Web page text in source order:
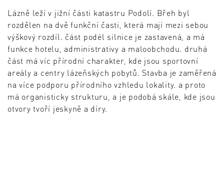
Lázně leží v jižní části katastru Podolí. Břeh byl
rozdělen na dvě funkční časti, která mají mezi sebou
výškový rozdíl. část podél silnice je zastavená, a má
funkce hotelu, administrativy a maloobchodu. druhá
část má víc přírodní charakter, kde jsou sportovní
areály a centry lázeňských pobytů. Stavba je zaměřená
na více podporu přírodního vzhledu lokality. a proto
má organisticky strukturu, a je podobá skále, kde jsou
otvory tvoří jeskyně a díry.